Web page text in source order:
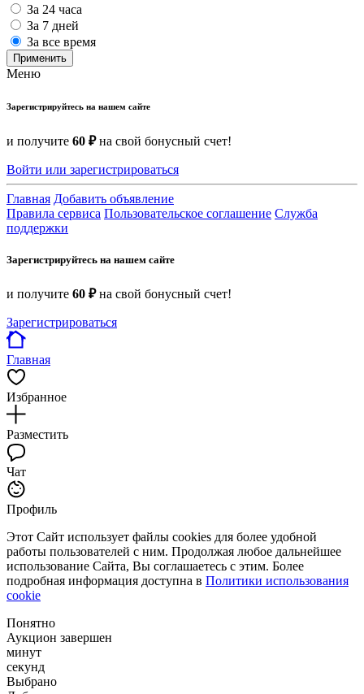
За 24 часа
За 7 дней
За все время
Применить
Меню
Зарегистрируйтесь на нашем сайте
и получите 60 ₽на свой бонусный счет!
Войти или зарегистрироваться
Главная Добавить объявление
Правила сервиса Пользовательское соглашение Служба
поддержки
Зарегистрируйтесь на нашем сайте
и получите 60 ₽на свой бонусный счет!
Зарегистрироваться
Главная
Избранное
Разместить
Чат
Профиль
Этот Сайт использует файлы cookies для более удобной
работы пользователей с ним. Продолжая любое дальнейшее
использование Сайта, Вы соглашаетесь с этим. Более
подробная информация доступна в Политики использования
cookie
Понятно
Аукцион завершен
минут
секунд
Выбрано